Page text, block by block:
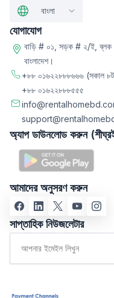
বাংলা
যোগাযোগ
বাড়ি # ০১, সড়ক # ২/ই, ব্লক #
বাংলাদেশ।
+৮৮ ০১৬২২৮৮৮৬৬৬ (সকাল
+৮৮ ০১৬২২৮৮৮৫৫৫
অ্যাপ ডাউনলোড করুন
আমাদের অনুসরণ করুন
সাপ্তাহিক নিউজলেটার